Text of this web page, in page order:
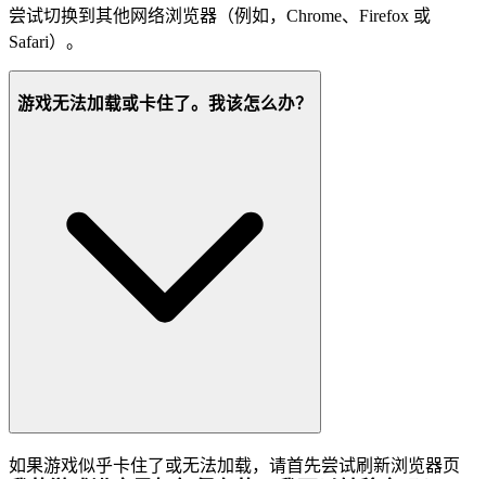
尝试切换到其他网络浏览器（例如，Chrome、Firefox 或
Safari）。
游戏无法加载或卡住了。我该怎么办？
如果游戏似乎卡住了或无法加载，请首先尝试刷新浏览器页